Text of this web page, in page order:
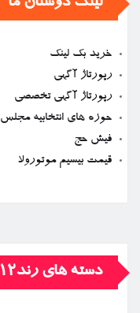
خرید بک لینک
رپورتاژ آگهی
رپورتاژ آگهی تخصصی
حوزه های انتخابیه مجلس
فیش حج
قیمت بیسیم موتورولا
دسته های رند912